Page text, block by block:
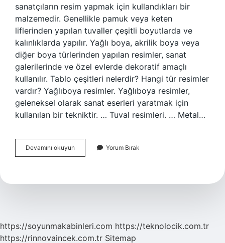
sanatçıların resim yapmak için kullandıkları bir
malzemedir. Genellikle pamuk veya keten
liflerinden yapılan tuvaller çeşitli boyutlarda ve
kalınlıklarda yapılır. Yağlı boya, akrilik boya veya
diğer boya türlerinden yapılan resimler, sanat
galerilerinde ve özel evlerde dekoratif amaçlı
kullanılır. Tablo çeşitleri nelerdir? Hangi tür resimler
vardır? Yağlıboya resimler. Yağlıboya resimler,
geleneksel olarak sanat eserleri yaratmak için
kullanılan bir tekniktir. … Tuval resimleri. … Metal…
Devamını okuyun
Tablo
Yorum Bırak
https://soyunmakabinleri.com https://teknolocik.com.tr
https://rinnovaincek.com.tr Sitemap